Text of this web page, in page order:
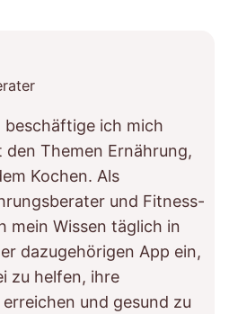
beschäftige ich mich
Themen Ernährung,
Kochen. Als
und Fitness-
mein Wissen täglich in
dazugehörigen App ein,
zu helfen, ihre
und gesund zu